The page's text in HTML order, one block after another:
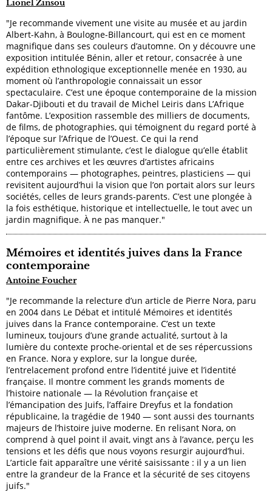
Lionel Zinsou
"Je recommande vivement une visite au musée et au jardin
Albert-Kahn, à Boulogne-Billancourt, qui est en ce moment
magnifique dans ses couleurs d’automne. On y découvre une
exposition intitulée Bénin, aller et retour, consacrée à une
expédition ethnologique exceptionnelle menée en 1930, au
moment où l’anthropologie connaissait un essor
spectaculaire. C’est une époque contemporaine de la mission
Dakar-Djibouti et du travail de Michel Leiris dans L’Afrique
fantôme. L’exposition rassemble des milliers de documents,
de films, de photographies, qui témoignent du regard porté à
l’époque sur l’Afrique de l’Ouest. Ce qui la rend
particulièrement stimulante, c’est le dialogue qu’elle établit
entre ces archives et les œuvres d’artistes africains
contemporains — photographes, peintres, plasticiens — qui
revisitent aujourd’hui la vision que l’on portait alors sur leurs
sociétés, celles de leurs grands-parents. C’est une plongée à
la fois esthétique, historique et intellectuelle, le tout avec un
jardin magnifique. À ne pas manquer."
Mémoires et identités juives dans la France
contemporaine
Antoine Foucher
"Je recommande la relecture d’un article de Pierre Nora, paru
en 2004 dans Le Débat et intitulé Mémoires et identités
juives dans la France contemporaine. C’est un texte
lumineux, toujours d’une grande actualité, surtout à la
lumière du contexte proche-oriental et de ses répercussions
en France. Nora y explore, sur la longue durée,
l’entrelacement profond entre l’identité juive et l’identité
française. Il montre comment les grands moments de
l’histoire nationale — la Révolution française et
l’émancipation des Juifs, l’affaire Dreyfus et la fondation
républicaine, la tragédie de 1940 — sont aussi des tournants
majeurs de l’histoire juive moderne. En relisant Nora, on
comprend à quel point il avait, vingt ans à l’avance, perçu les
tensions et les défis que nous voyons resurgir aujourd’hui.
L’article fait apparaître une vérité saisissante : il y a un lien
entre la grandeur de la France et la sécurité de ses citoyens
juifs."